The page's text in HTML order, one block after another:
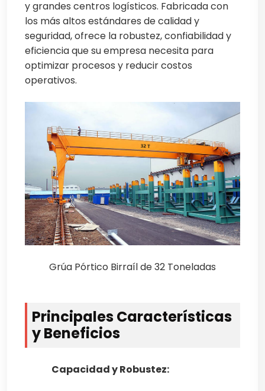
y grandes centros logísticos. Fabricada con
los más altos estándares de calidad y
seguridad, ofrece la robustez, confiabilidad y
eficiencia que su empresa necesita para
optimizar procesos y reducir costos
operativos.
Grúa Pórtico Birraíl de 32 Toneladas
Principales Características
y Beneficios
Capacidad y Robustez: